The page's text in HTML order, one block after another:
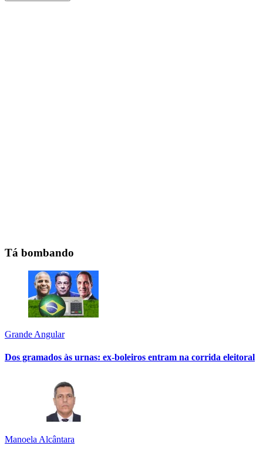
Tá bombando
Grande Angular
Dos gramados às urnas: ex-boleiros entram na corrida eleitoral
Manoela Alcântara